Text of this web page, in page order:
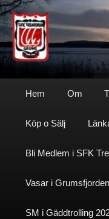
Hoppa
till
primärt
innehållSfktrekroken
Hem Om
Köp o Sälj
Bli Medlem i SFK
Vasar i
SM i Gäddtrolling